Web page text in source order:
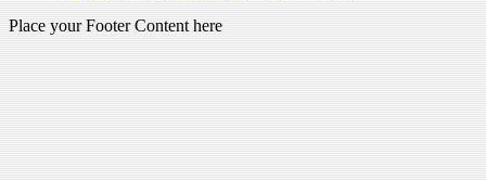
Place your Footer Content here